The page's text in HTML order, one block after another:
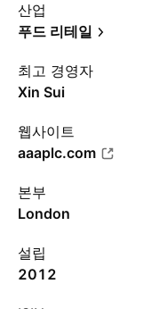
산업
푸드 리테일
최고 경영자
Xin Sui
웹사이트
aaaplc.com
본부
London
설립
2012